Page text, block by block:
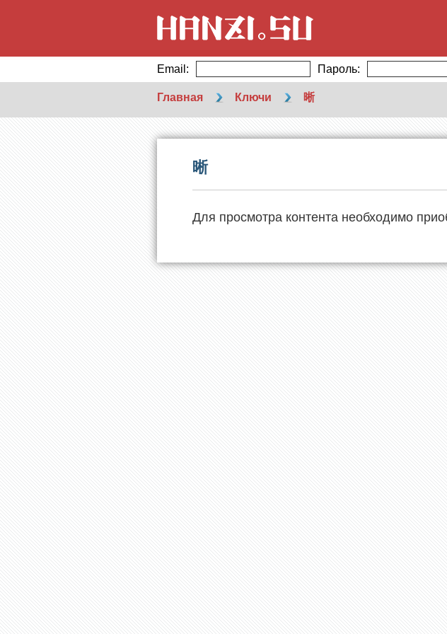
Email: Пароль:
Главная Ключи 晰
晰
Для просмотра контента необходимо